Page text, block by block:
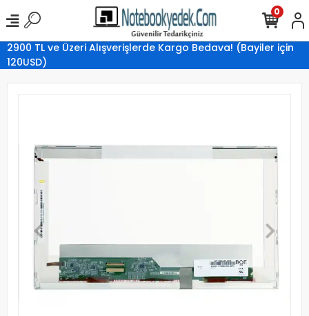
2900 TL ve Üzeri Alışverişlerde Kargo Bedava! (Bayiler için
120USD)
0